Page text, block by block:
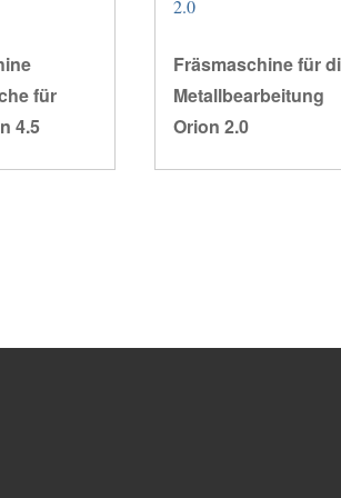
für
4.5
Fräsmaschine für
Metallbearbeitung
Orion 2.0